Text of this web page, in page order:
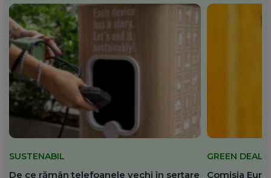
SUSTENABIL
De ce rămân telefoanele vechi în sertare
GREEN DEAL
Comisia